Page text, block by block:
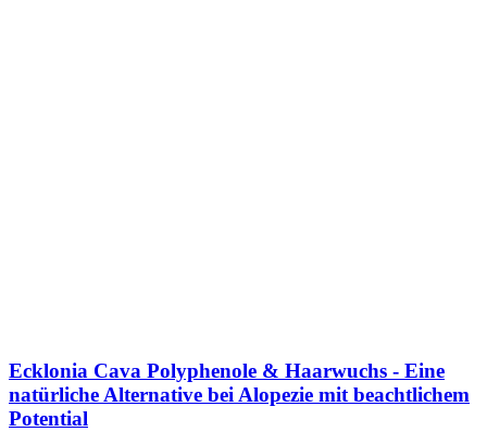
Ecklonia Cava Polyphenole & Haarwuchs - Eine
natürliche Alternative bei Alopezie mit beachtlichem
Potential